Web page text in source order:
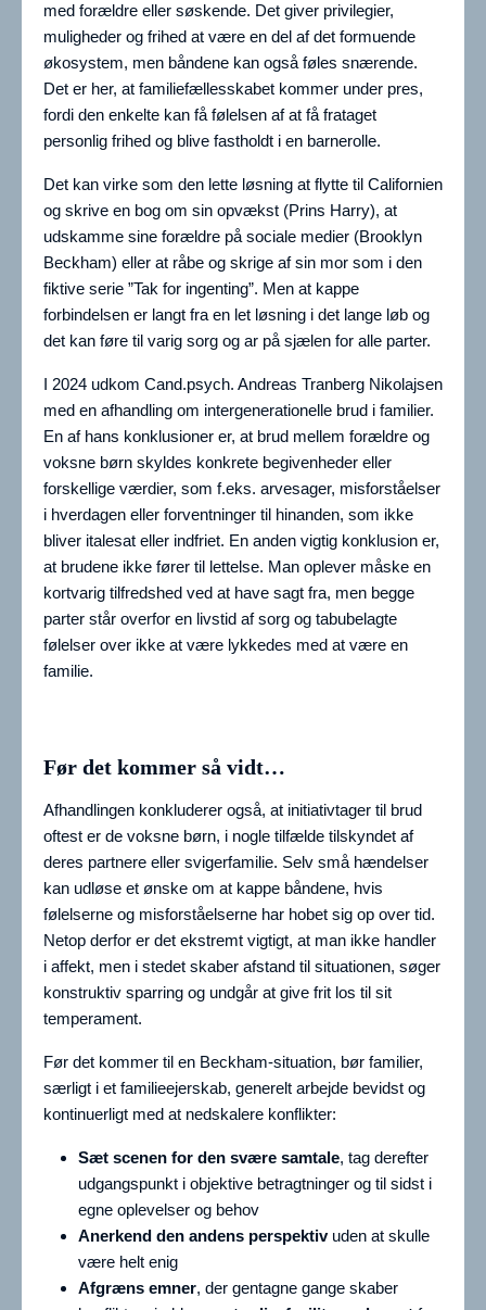
med forældre eller søskende. Det giver privilegier,
muligheder og frihed at være en del af det formuende
økosystem, men båndene kan også føles snærende.
Det er her, at familiefællesskabet kommer under pres,
fordi den enkelte kan få følelsen af at få frataget
personlig frihed og blive fastholdt i en barnerolle.
Det kan virke som den lette løsning at flytte til Californien
og skrive en bog om sin opvækst (Prins Harry), at
udskamme sine forældre på sociale medier (Brooklyn
Beckham) eller at råbe og skrige af sin mor som i den
fiktive serie ”Tak for ingenting”. Men at kappe
forbindelsen er langt fra en let løsning i det lange løb og
det kan føre til varig sorg og ar på sjælen for alle parter.
I 2024 udkom Cand.psych. Andreas Tranberg Nikolajsen
med en afhandling om intergenerationelle brud i familier.
En af hans konklusioner er, at brud mellem forældre og
voksne børn skyldes konkrete begivenheder eller
forskellige værdier, som f.eks. arvesager, misforståelser
i hverdagen eller forventninger til hinanden, som ikke
bliver italesat eller indfriet. En anden vigtig konklusion er,
at brudene ikke fører til lettelse. Man oplever måske en
kortvarig tilfredshed ved at have sagt fra, men begge
parter står overfor en livstid af sorg og tabubelagte
følelser over ikke at være lykkedes med at være en
familie.
Før det kommer så vidt…
Afhandlingen konkluderer også, at initiativtager til brud
oftest er de voksne børn, i nogle tilfælde tilskyndet af
deres partnere eller svigerfamilie. Selv små hændelser
kan udløse et ønske om at kappe båndene, hvis
følelserne og misforståelserne har hobet sig op over tid.
Netop derfor er det ekstremt vigtigt, at man ikke handler
i affekt, men i stedet skaber afstand til situationen, søger
konstruktiv sparring og undgår at give frit los til sit
temperament.
Før det kommer til en Beckham-situation, bør familier,
særligt i et familieejerskab, generelt arbejde bevidst og
kontinuerligt med at nedskalere konflikter:
Sæt scenen for den svære samtale, tag derefter
udgangspunkt i objektive betragtninger og til sidst i
egne oplevelser og behov
Anerkend den andens perspektivuden at skulle
være helt enig
Afgræns emner, der gentagne gange skaber